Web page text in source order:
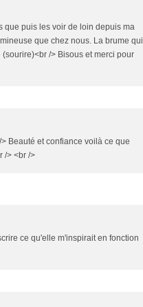
que puis les voir de loin depuis ma
que chez nous. La brume qui
/> Bisous et merci pour
Beauté et confiance voilà ce que
/> <br />
ce qu'elle m'inspirait en fonction